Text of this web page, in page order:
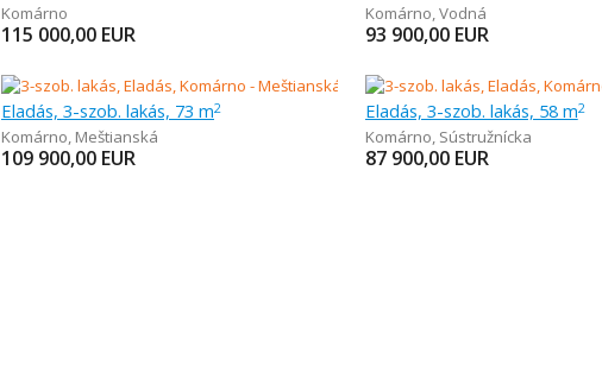
Komárno
115 000,00 EUR
Komárno,Vodná
93 900,00 EUR
Eladás, 3-szob. lakás, 73 m2
Komárno, Meštianská
109 900,00 EUR
Eladás, 3-szob. lakás, 58 m2
Komárno, Sústružnícka
87 900,00 EUR